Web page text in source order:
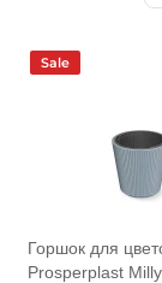
Sale
Горшок для
Prosperplast Milly